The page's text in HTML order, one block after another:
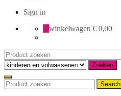
Sign in
0 winkelwagen € 0,00
Search
for:
Zoeken
Search
for:
Search